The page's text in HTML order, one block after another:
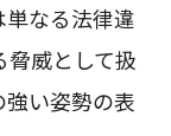
なる法律違
脅威として扱
い姿勢の表